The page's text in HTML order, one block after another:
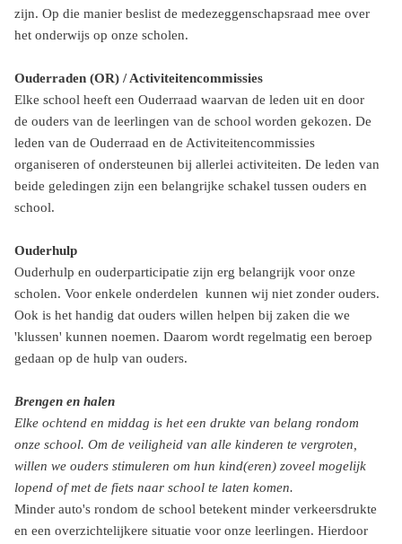
zijn. Op die manier beslist de medezeggenschapsraad mee over
het onderwijs op onze scholen.
Ouderraden (OR) / Activiteitencommissies
Elke school heeft een Ouderraad waarvan de leden uit en door
de ouders van de leerlingen van de school worden gekozen. De
leden van de Ouderraad en de Activiteitencommissies
organiseren of ondersteunen bij allerlei activiteiten. De leden van
beide geledingen zijn een belangrijke schakel tussen ouders en
school.
Ouderhulp
Ouderhulp en ouderparticipatie zijn erg belangrijk voor onze
scholen. Voor enkele onderdelen kunnen wij niet zonder ouders.
Ook is het handig dat ouders willen helpen bij zaken die we
'klussen' kunnen noemen. Daarom wordt regelmatig een beroep
gedaan op de hulp van ouders.
Brengen en halen
Elke ochtend en middag is het een drukte van belang rondom
onze school. Om de veiligheid van alle kinderen te vergroten,
willen we ouders stimuleren om hun kind(eren) zoveel mogelijk
lopend of met de fiets naar school te laten komen.
Minder auto's rondom de school betekent minder verkeersdrukte
en een overzichtelijkere situatie voor onze leerlingen. Hierdoor